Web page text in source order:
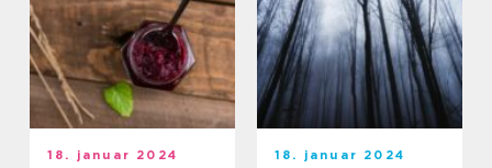
18. januar 2024 18. januar 2024